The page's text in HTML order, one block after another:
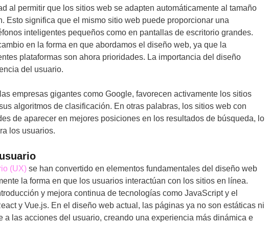
al permitir que los sitios web se adapten automáticamente al tamaño
Esto significa que el mismo sitio web puede proporcionar una
inteligentes pequeños como en pantallas de escritorio grandes.
en la forma en que abordamos el diseño web, ya que la
plataformas son ahora prioridades. La importancia del diseño
del usuario.
empresas gigantes como Google, favorecen activamente los sitios
algoritmos de clasificación. En otras palabras, los sitios web con
de aparecer en mejores posiciones en los resultados de búsqueda, lo
los usuarios.
(UX) se han convertido en elementos fundamentales del diseño web
la forma en que los usuarios interactúan con los sitios en línea.
y mejora continua de tecnologías como JavaScript y el
y Vue.js. En el diseño web actual, las páginas ya no son estáticas ni
a las acciones del usuario, creando una experiencia más dinámica e